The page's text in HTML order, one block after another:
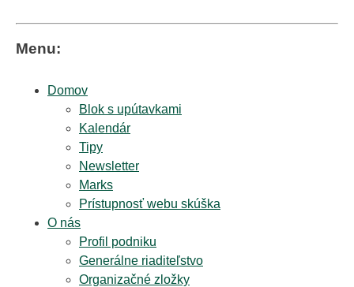
Menu:
Domov
Blok s upútavkami
Kalendár
Tipy
Newsletter
Marks
Prístupnosť webu skúška
O nás
Profil podniku
Generálne riaditeľstvo
Organizačné zložky